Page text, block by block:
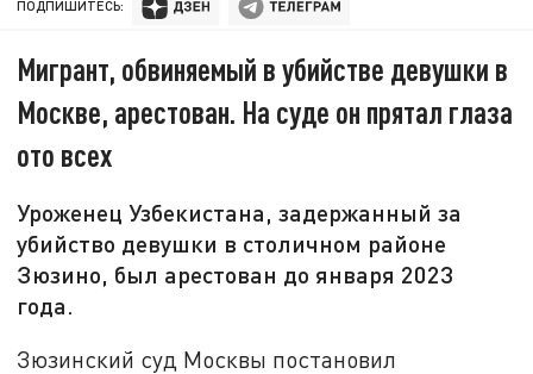
ПОДПИШИТЕСЬ:
Мигрант, обвиняемый в убийстве девушки в
Москве, арестован. На суде он прятал глаза
ото всех
Уроженец Узбекистана, задержанный за
убийство девушки в столичном районе
Зюзино, был арестован до января 2023
года.
Зюзинский суд Москвы постановил